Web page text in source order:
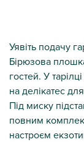
Уявіть подачу
Бірюзова
гостей. У
на делікатес
Під миску
повним
настроєм